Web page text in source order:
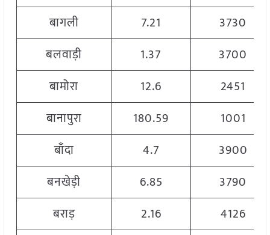
बागली
7.21
3730
बलवाड़ी
1.37
3700
बामोरा
12.6
2451
बानापुरा
180.59
1001
बाँदा
4.7
3900
बनखेड़ी
6.85
3790
बराड़
2.16
4126